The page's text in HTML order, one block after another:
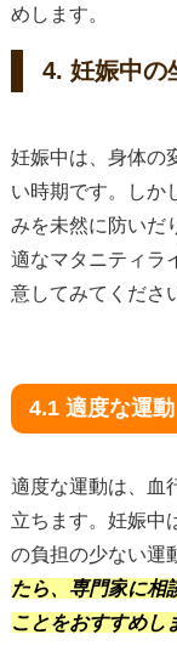
めします。
4. 妊娠中の
妊娠中は、身体の
い時期です。しか
みを未然に防いだ
適なマタニティラ
意してみてくださ
4.1 適度な運動
適度な運動は、血
立ちます。妊娠中
の負担の少ない運
たら、専門家に相
ことをおすすめし